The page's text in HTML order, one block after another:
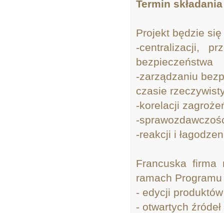
Termin
Projekt będzie się
-centralizacji,
bezpieczeństwa
-zarządzaniu
czasie
-korelacji
-
-reakcji i
Francuska firma
ramach
- edycji
- otwartych źródeł